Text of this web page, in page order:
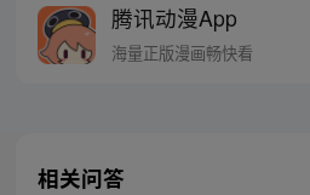
腾讯动漫App
海量正版漫画畅快看
相关问答